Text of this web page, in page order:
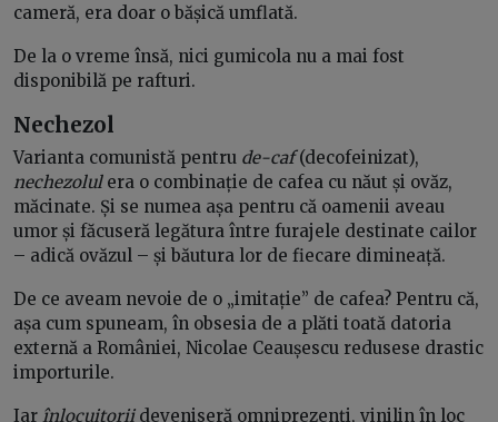
cameră, era doar o bășică umflată.
De la o vreme însă, nici gumicola nu a mai fost
disponibilă pe rafturi.
Nechezol
Varianta comunistă pentru de-caf(decofeinizat),
nechezolulera o combinație de cafea cu năut și ovăz,
măcinate. Și se numea așa pentru că oamenii aveau
umor și făcuseră legătura între furajele destinate cailor
– adică ovăzul – și băutura lor de fiecare dimineață.
De ce aveam nevoie de o „imitație” de cafea? Pentru că,
așa cum spuneam, în obsesia de a plăti toată datoria
externă a României, Nicolae Ceaușescu redusese drastic
importurile.
Iar înlocuitoriideveniseră omniprezenți, vinilin în loc